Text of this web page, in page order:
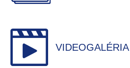
VIDEOGALÉRIA